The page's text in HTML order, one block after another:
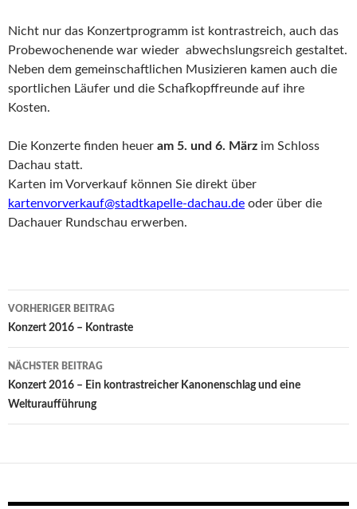
Nicht nur das Konzertprogramm ist kontrastreich, auch das
Probewochenende war wieder abwechslungsreich gestaltet.
Neben dem gemeinschaftlichen Musizieren kamen auch die
sportlichen Läufer und die Schafkopffreunde auf ihre
Kosten.
Die Konzerte finden heuer am 5. und 6. März im Schloss
Dachau statt.
Karten im Vorverkauf können Sie direkt über
kartenvorverkauf@stadtkapelle-dachau.de oder über die
Dachauer Rundschau erwerben.
Beitragsnavigation
VORHERIGER BEITRAG
Konzert 2016 – Kontraste
NÄCHSTER BEITRAG
Konzert 2016 – Ein kontrastreicher Kanonenschlag und eine
Welturaufführung